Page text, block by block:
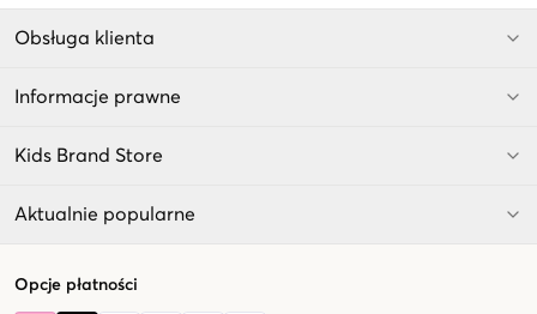
Obsługa klienta
Informacje prawne
Kids Brand Store
Aktualnie popularne
Opcje płatności